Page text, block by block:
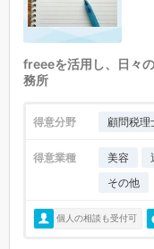
freeeを活用し、日々
務所
得意分野 顧問税理
得意業種 美容
その他
個人の相談も受付可